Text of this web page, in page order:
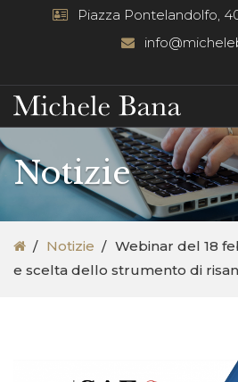
Piazza Pontelandolfo,
Notizie
Notizie
Webinar del 18
e scelta dello strumento di